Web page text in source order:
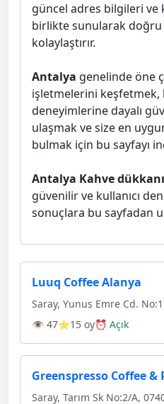
güncel adres bilgileri
birlikte sunularak doğru
kolaylaştırır.
Antalya genelinde öne
işletmelerini keşfetmek,
deneyimlerine dayalı
ulaşmak ve size en
bulmak için bu sayfayı
Antalya Kahve dükkanı
güvenilir ve kullanıcı
sonuçlara bu sayfadan
Luuq Coffee Alanya
Saray, Yunus Emre Cd.
👁 47⭐15 oy⏰ Açık
Greenspresso Coffee &
Saray, Tarım Sk No:2/A,